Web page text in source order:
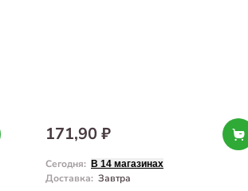
171,90 ₽
Сегодня: В 14 магазинах
Доставка: Завтра